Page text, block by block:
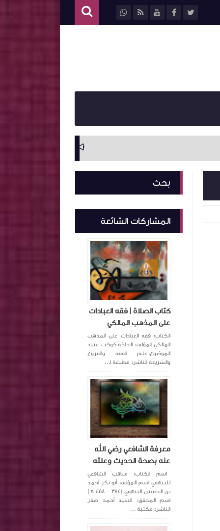
بحث
المشاركات الشائعة
كتاب الصلاة | فقه العبادات
على المذهب المالكي
الكتاب: فقه العبادات على المذهب
المالكي المؤلف: الحاجّة كوكب عبيد
الموضوع:علم الفقه والفروع
والشريعة الناشر: مطبعة ا...
معرفة الشافعي رضي الله
عنه بصحة الحديث وعلته
اسم الكتاب: مناقب الشافعي
للبيهقي اسم المؤلف: أبو بكر أحمد
بن الحسين البيهقي (٣٨٤ - ٤٥٨ هـ)
اسم المحقق: السيد أحمد صقر
الناشر: مكتبة ...